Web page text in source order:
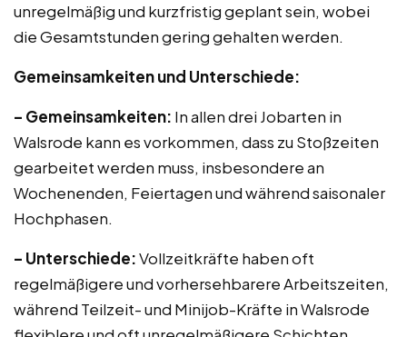
unregelmäßig und kurzfristig geplant sein, wobei
die Gesamtstunden gering gehalten werden.
Gemeinsamkeiten und Unterschiede:
– Gemeinsamkeiten: In allen drei Jobarten in
Walsrode kann es vorkommen, dass zu Stoßzeiten
gearbeitet werden muss, insbesondere an
Wochenenden, Feiertagen und während saisonaler
Hochphasen.
– Unterschiede:Vollzeitkräfte haben oft
regelmäßigere und vorhersehbarere Arbeitszeiten,
während Teilzeit- und Minijob-Kräfte in Walsrode